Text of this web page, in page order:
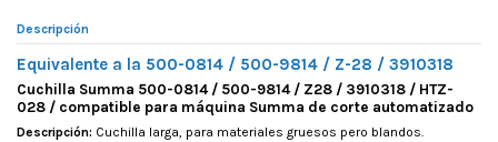
Descripción
Equivalente a la 500-0814 / 500-9814 / Z-28 / 3910318
Cuchilla Summa 500-0814 / 500-9814 / Z28 / 3910318 / HTZ-
028 / compatible para máquina Summa de corte automatizado
Descripción: Cuchilla larga, para materiales gruesos pero blandos.